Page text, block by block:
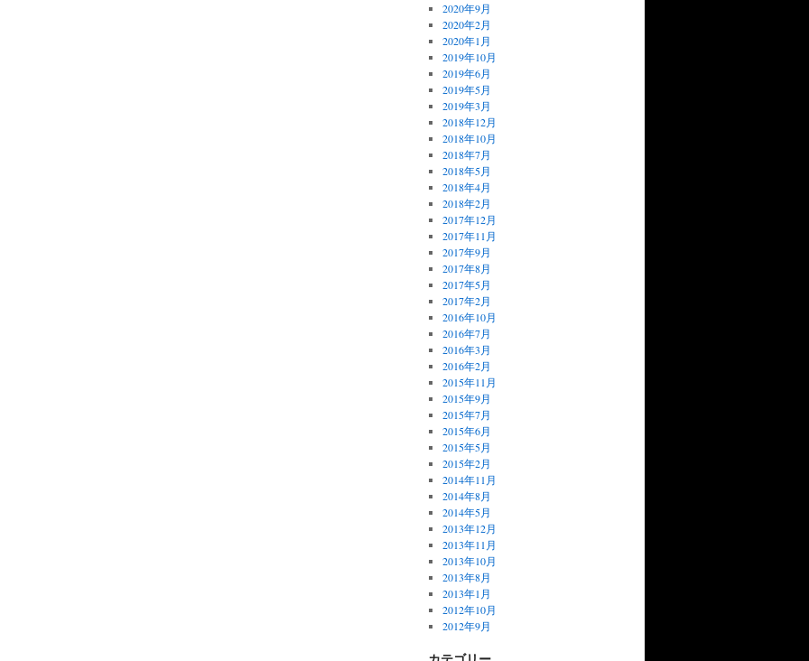
2020年9月
2020年2月
2020年1月
2019年10月
2019年6月
2019年5月
2019年3月
2018年12月
2018年10月
2018年7月
2018年5月
2018年4月
2018年2月
2017年12月
2017年11月
2017年9月
2017年8月
2017年5月
2017年2月
2016年10月
2016年7月
2016年3月
2016年2月
2015年11月
2015年9月
2015年7月
2015年6月
2015年5月
2015年2月
2014年11月
2014年8月
2014年5月
2013年12月
2013年11月
2013年10月
2013年8月
2013年1月
2012年10月
2012年9月